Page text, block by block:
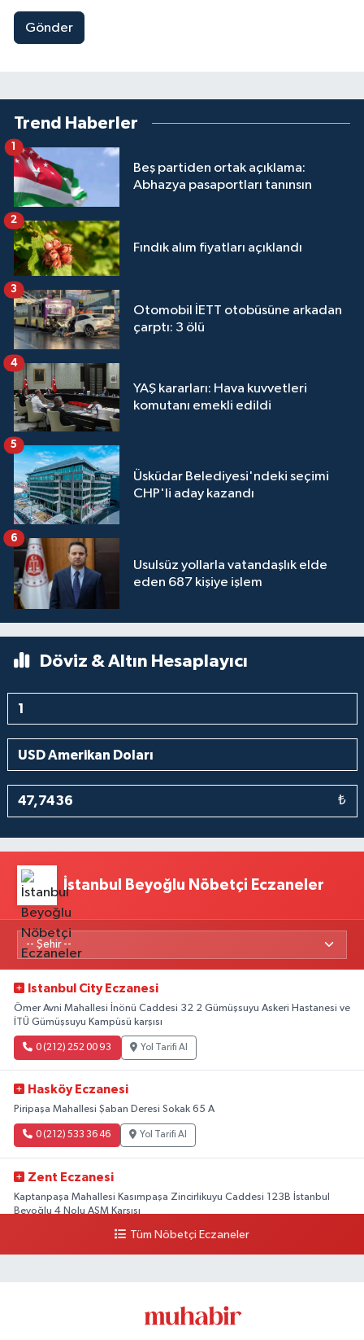
Gönder
Trend Haberler
Beş partiden ortak açıklama:
Abhazya pasaportları tanınsın
1
Fındık alım fiyatları açıklandı
2
Otomobil İETT otobüsüne arkadan
çarptı: 3 ölü
3
YAŞ kararları: Hava kuvvetleri
komutanı emekli edildi
4
Üsküdar Belediyesi'ndeki seçimi
CHP'li aday kazandı
5
Usulsüz yollarla vatandaşlık elde
eden 687 kişiye işlem
6
Döviz & Altın Hesaplayıcı
₺
İstanbul Beyoğlu Nöbetçi Eczaneler
Istanbul City Eczanesi
Ömer Avni Mahallesi İnönü Caddesi 32 2 Gümüşsuyu Askeri Hastanesi ve
İTÜ Gümüşsuyu Kampüsü karşısı
0 (212) 252 00 93 Yol Tarifi Al
Hasköy Eczanesi
Piripaşa Mahallesi Şaban Deresi Sokak 65 A
0 (212) 533 36 46 Yol Tarifi Al
Zent Eczanesi
Kaptanpaşa Mahallesi Kasımpaşa Zincirlikuyu Caddesi 123B İstanbul
Beyoğlu 4 Nolu ASM Karşısı
Yol Tarifi Al
Tüm Nöbetçi Eczaneler